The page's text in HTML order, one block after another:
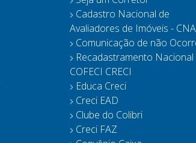
Cadastro Nacional de
Avaliadores de Imóveis -
Comunicação de não
Recadastramento Nacional
COFECI CRECI
Educa Creci
Creci EAD
Clube do Colibri
Creci FAZ